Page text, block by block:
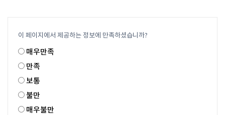
이 페이지에서 제공하는 정보에 만족하셨습니까?
매우만족
만족
보통
불만
매우불만